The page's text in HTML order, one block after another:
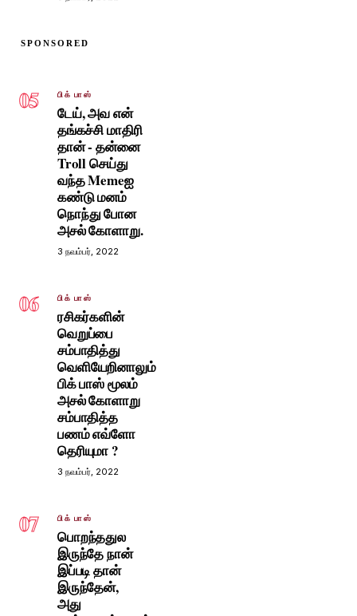
SPONSORED
05 பிக் பாஸ்
டேய், அவ என்
தங்கச்சி மாதிரி
தான் - தன்னை
Troll செய்து
வந்த Memeஐ
கண்டு மனம்
நொந்து போன
அசல் கோளாறு.
3 நவம்பர், 2022
06 பிக் பாஸ்
ரசிகர்களின்
வெறுப்பை
சம்பாதித்து
வெளியேறினாலும்
பிக் பாஸ் மூலம்
அசல் கோளாறு
சம்பாதித்த
பணம் எவ்ளோ
தெரியுமா ?
3 நவம்பர், 2022
07 பிக் பாஸ்
பொறந்ததுல
இருந்தே நான்
இப்படி தான்
இருந்தேன்,
அது